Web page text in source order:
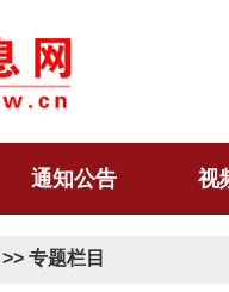
通知公告 视
>> 专题栏目